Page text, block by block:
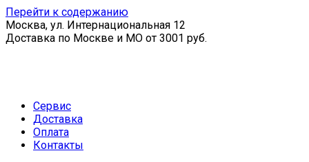
Перейти к содержанию
Москва, ул. Интернациональная 12
Доставка по Москве и МО от 3001 руб.
Сервис
Доставка
Оплата
Контакты